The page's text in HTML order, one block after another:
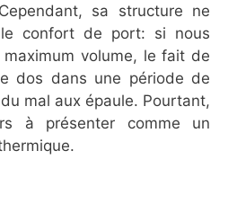
sa structure ne
confort de port: si nous
maximum volume, le fait de
dos dans une période de
mal aux épaule. Pourtant,
à présenter comme un